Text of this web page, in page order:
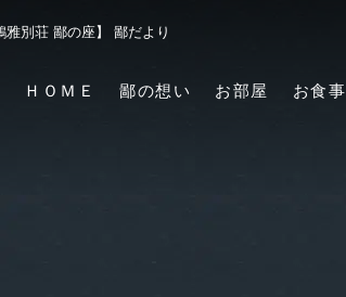
ＨＯＭＥ 鄙の想い お部屋 お食事
別荘 鄙の座】 鄙だより